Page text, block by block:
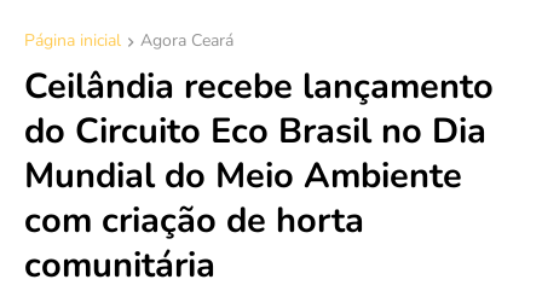
Página inicial Agora Ceará
Ceilândia recebe lançamento
do Circuito Eco Brasil no Dia
Mundial do Meio Ambiente
com criação de horta
comunitária